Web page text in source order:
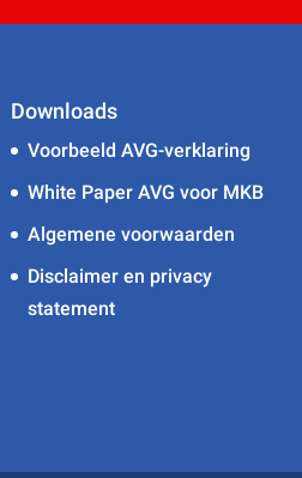
Downloads
Voorbeeld AVG-verklaring
White Paper AVG voor MKB
Algemene voorwaarden
Disclaimer en privacy
statement